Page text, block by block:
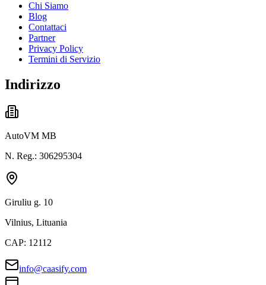
Chi Siamo
Blog
Contattaci
Partner
Privacy Policy
Termini di Servizio
Indirizzo
AutoVM MB
N. Reg.: 306295304
Giruliu g. 10
Vilnius, Lituania
CAP: 12112
info@caasify.com